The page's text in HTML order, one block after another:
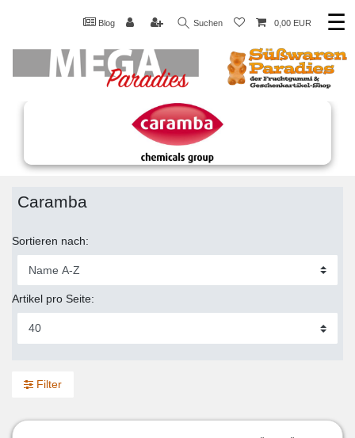
Blog Suchen 0,00 EUR ☰
Caramba
Sortieren nach:
Artikel pro Seite:
Filter